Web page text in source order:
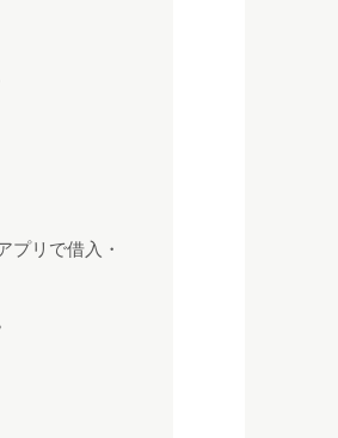
プリで借入・